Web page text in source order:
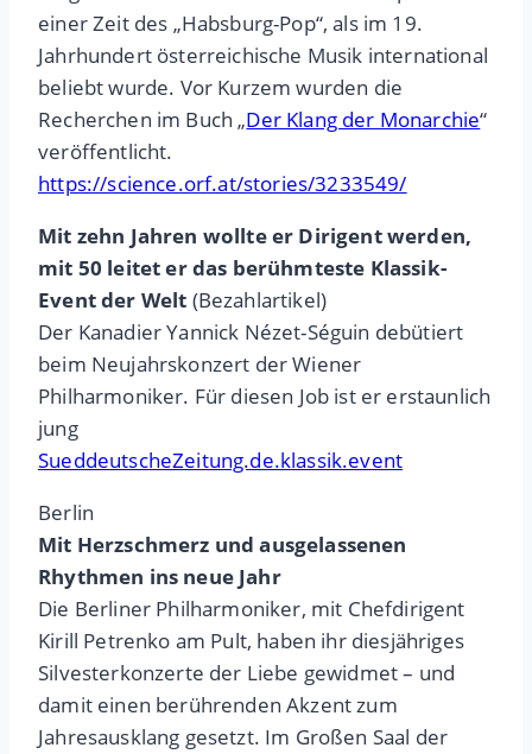
einer Zeit des „Habsburg-Pop“, als im 19.
Jahrhundert österreichische Musik international
beliebt wurde. Vor Kurzem wurden die
Recherchen im Buch „Der Klang der Monarchie“
veröffentlicht.
https://science.orf.at/stories/3233549/
Mit zehn Jahren wollte er Dirigent werden,
mit 50 leitet er das berühmteste Klassik-
Event der Welt (Bezahlartikel)
Der Kanadier Yannick Nézet-Séguin debütiert
beim Neujahrskonzert der Wiener
Philharmoniker. Für diesen Job ist er erstaunlich
jung
SueddeutscheZeitung.de.klassik.event
Berlin
Mit Herzschmerz und ausgelassenen
Rhythmen ins neue Jahr
Die Berliner Philharmoniker, mit Chefdirigent
Kirill Petrenko am Pult, haben ihr diesjähriges
Silvesterkonzerte der Liebe gewidmet – und
damit einen berührenden Akzent zum
Jahresausklang gesetzt. Im Großen Saal der